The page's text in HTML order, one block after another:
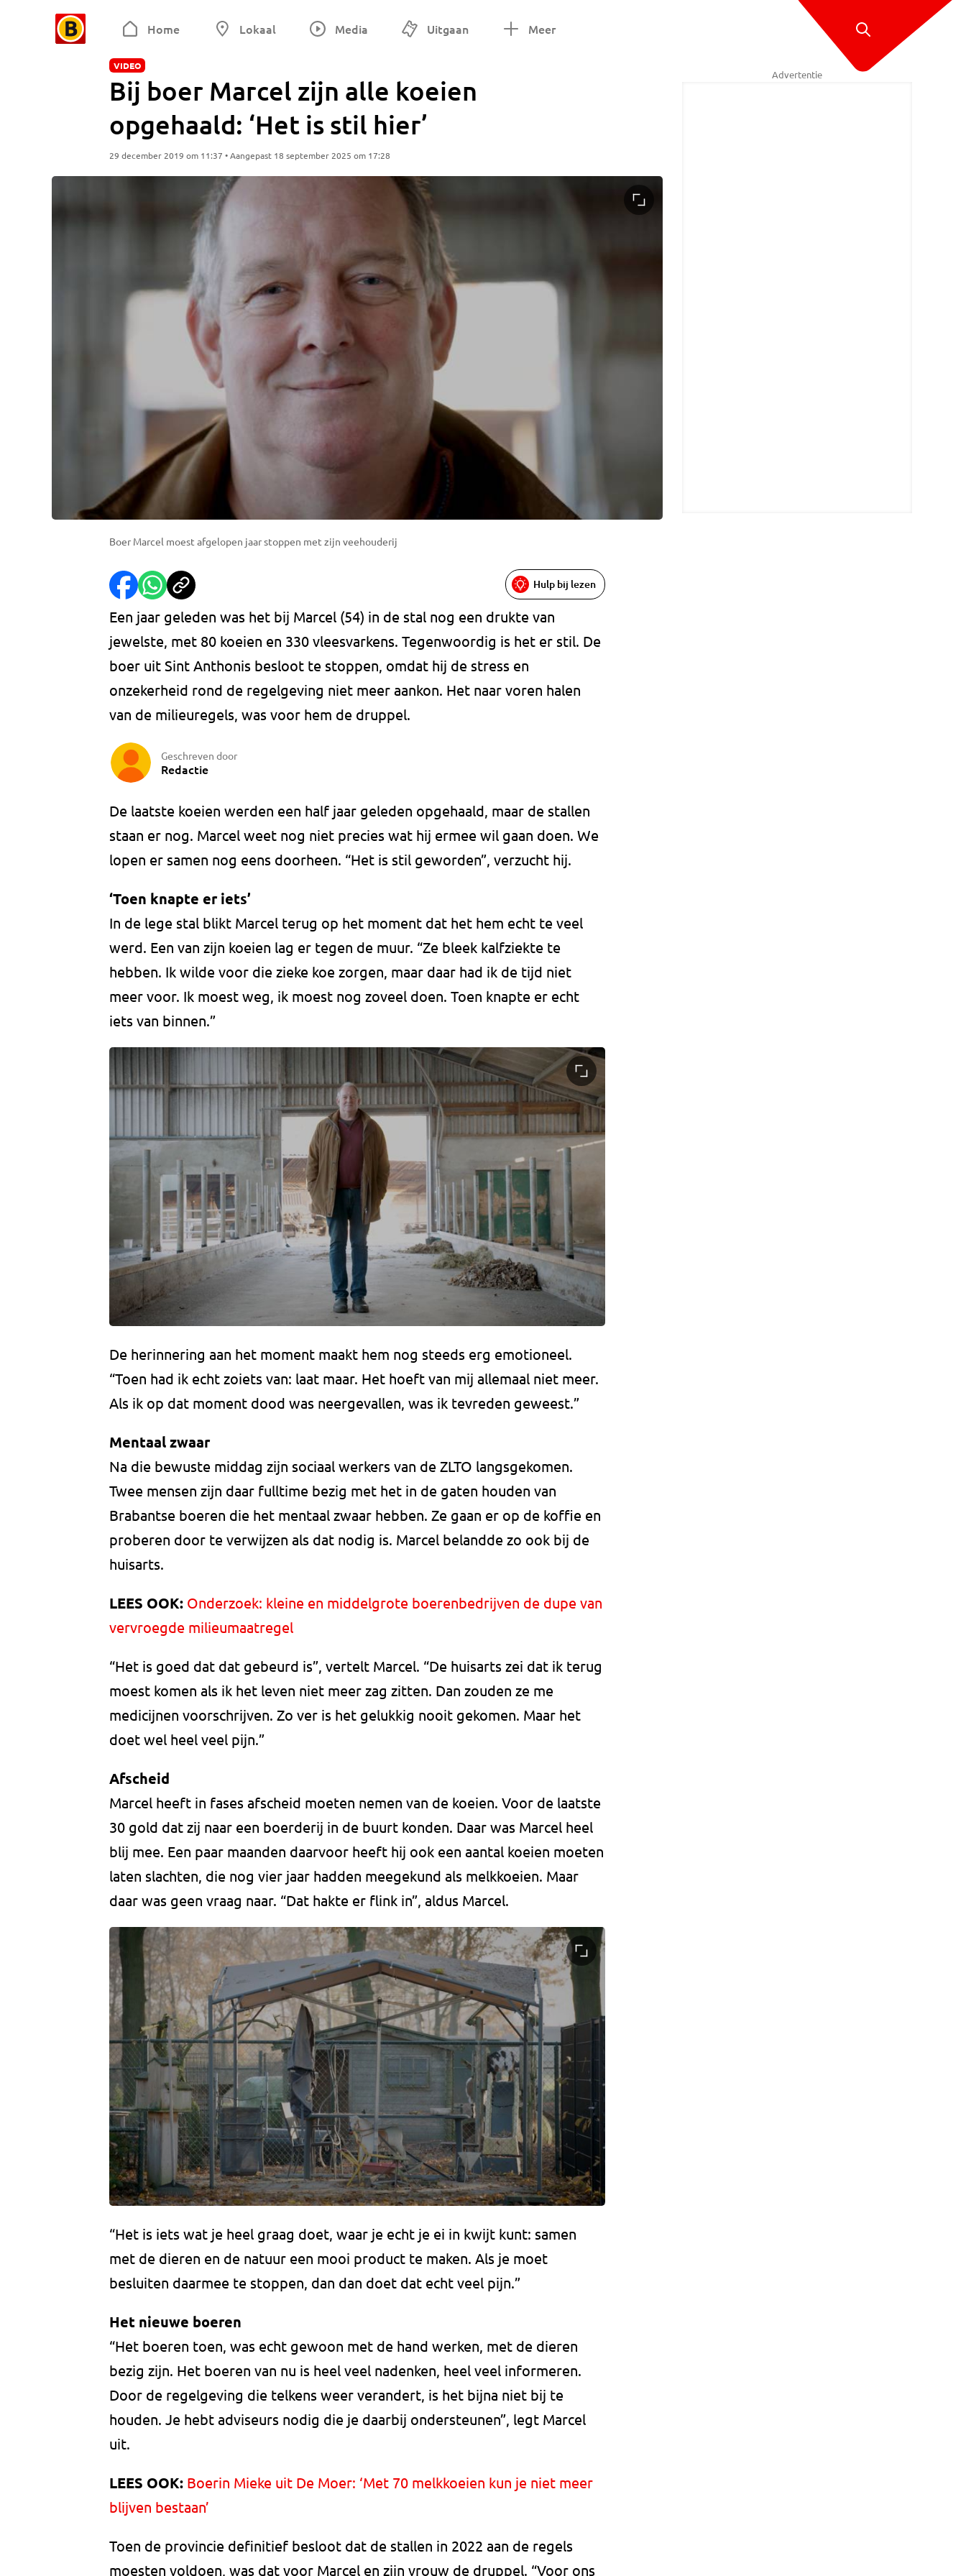
Home Lokaal Media Uitgaan Meer
VIDEO
Bij boer Marcel zijn alle koeien
opgehaald: ‘Het is stil hier’
29 december 2019 om 11:37 • Aangepast 18 september 2025 om 17:28
Boer Marcel moest afgelopen jaar stoppen met zijn veehouderij
Hulp bij lezen
Een jaar geleden was het bij Marcel (54) in de stal nog een drukte van
jewelste, met 80 koeien en 330 vleesvarkens. Tegenwoordig is het er stil. De
boer uit Sint Anthonis besloot te stoppen, omdat hij de stress en
onzekerheid rond de regelgeving niet meer aankon. Het naar voren halen
van de milieuregels, was voor hem de druppel.
Geschreven door
Redactie
De laatste koeien werden een half jaar geleden opgehaald, maar de stallen
staan er nog. Marcel weet nog niet precies wat hij ermee wil gaan doen. We
lopen er samen nog eens doorheen. “Het is stil geworden”, verzucht hij.
‘Toen knapte er iets’
In de lege stal blikt Marcel terug op het moment dat het hem echt te veel
werd. Een van zijn koeien lag er tegen de muur. “Ze bleek kalfziekte te
hebben. Ik wilde voor die zieke koe zorgen, maar daar had ik de tijd niet
meer voor. Ik moest weg, ik moest nog zoveel doen. Toen knapte er echt
iets van binnen.”
De herinnering aan het moment maakt hem nog steeds erg emotioneel.
“Toen had ik echt zoiets van: laat maar. Het hoeft van mij allemaal niet meer.
Als ik op dat moment dood was neergevallen, was ik tevreden geweest.”
Mentaal zwaar
Na die bewuste middag zijn sociaal werkers van de ZLTO langsgekomen.
Twee mensen zijn daar fulltime bezig met het in de gaten houden van
Brabantse boeren die het mentaal zwaar hebben. Ze gaan er op de koffie en
proberen door te verwijzen als dat nodig is. Marcel belandde zo ook bij de
huisarts.
LEES OOK: Onderzoek: kleine en middelgrote boerenbedrijven de dupe van
vervroegde milieumaatregel
“Het is goed dat dat gebeurd is”, vertelt Marcel. “De huisarts zei dat ik terug
moest komen als ik het leven niet meer zag zitten. Dan zouden ze me
medicijnen voorschrijven. Zo ver is het gelukkig nooit gekomen. Maar het
doet wel heel veel pijn.”
Afscheid
Marcel heeft in fases afscheid moeten nemen van de koeien. Voor de laatste
30 gold dat zij naar een boerderij in de buurt konden. Daar was Marcel heel
blij mee. Een paar maanden daarvoor heeft hij ook een aantal koeien moeten
laten slachten, die nog vier jaar hadden meegekund als melkkoeien. Maar
daar was geen vraag naar. “Dat hakte er flink in”, aldus Marcel.
“Het is iets wat je heel graag doet, waar je echt je ei in kwijt kunt: samen
met de dieren en de natuur een mooi product te maken. Als je moet
besluiten daarmee te stoppen, dan dan doet dat echt veel pijn.”
Het nieuwe boeren
“Het boeren toen, was echt gewoon met de hand werken, met de dieren
bezig zijn. Het boeren van nu is heel veel nadenken, heel veel informeren.
Door de regelgeving die telkens weer verandert, is het bijna niet bij te
houden. Je hebt adviseurs nodig die je daarbij ondersteunen”, legt Marcel
uit.
LEES OOK: Boerin Mieke uit De Moer: ‘Met 70 melkkoeien kun je niet meer
blijven bestaan’
Toen de provincie definitief besloot dat de stallen in 2022 aan de regels
moesten voldoen, was dat voor Marcel en zijn vrouw de druppel. “Voor ons
Advertentie